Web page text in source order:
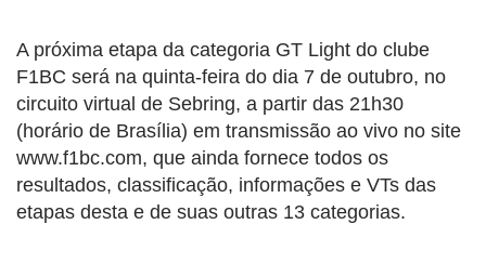
A próxima etapa da categoria GT Light do clube
F1BC será na quinta-feira do dia 7 de outubro, no
circuito virtual de Sebring, a partir das 21h30
(horário de Brasília) em transmissão ao vivo no site
www.f1bc.com, que ainda fornece todos os
resultados, classificação, informações e VTs das
etapas desta e de suas outras 13 categorias.